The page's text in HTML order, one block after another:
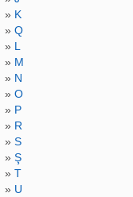
» K
» Q
» L
» M
» N
» O
» P
» R
» S
» Ş
» T
» U